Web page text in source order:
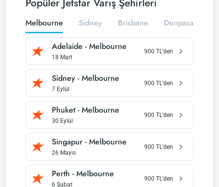
Popüler Jetstar Varış Şehirleri
Melbourne Sidney Brisbane Denpasar
Adelaide -Melbourne
18 Mart
900 TL’den
Sidney -Melbourne
7 Eylül
900 TL’den
Phuket-Melbourne
30 Eylül
900 TL’den
Singapur -Melbourne
26 Mayıs
900 TL’den
Perth -Melbourne
6 Şubat
900 TL’den